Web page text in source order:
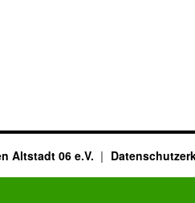
Altstadt 06 e.V.